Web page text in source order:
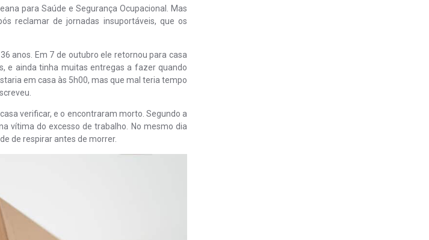
para Saúde e Segurança Ocupacional. Mas
reclamar de jornadas insuportáveis, que os
anos. Em 7 de outubro ele retornou para casa
e ainda tinha muitas entregas a fazer quando
em casa às 5h00, mas que mal teria tempo
verificar, e o encontraram morto. Segundo a
vítima do excesso de trabalho. No mesmo dia
de respirar antes de morrer.